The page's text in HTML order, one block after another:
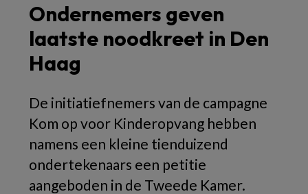
Ondernemers geven
laatste noodkreet in Den
Haag
De initiatiefnemers van de campagne
Kom op voor Kinderopvang hebben
namens een kleine tienduizend
ondertekenaars een petitie
aangeboden in de Tweede Kamer.